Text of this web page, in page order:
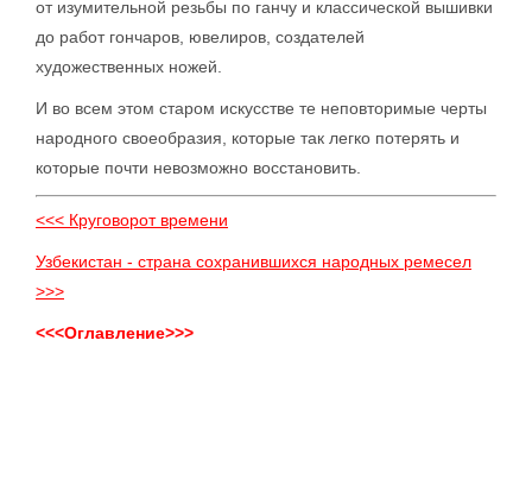
от изумительной резьбы по ганчу и классической вышивки
до работ гончаров, ювелиров, создателей
художественных ножей.
И во всем этом старом искусстве те неповторимые черты
народного своеобразия, которые так легко потерять и
которые почти невозможно восстановить.
<<< Круговорот времени
Узбекистан - страна сохранившихся народных ремесел
>>>
<<<Оглавление>>>